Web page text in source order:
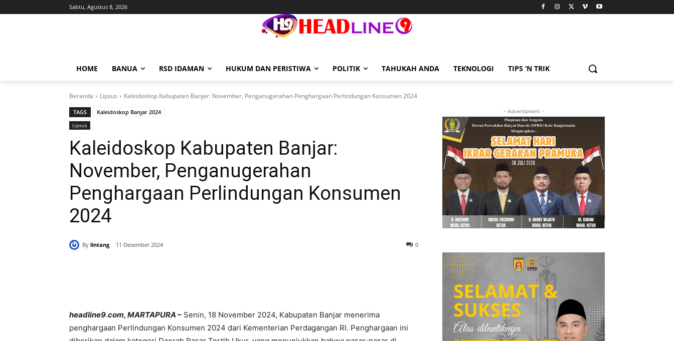
Sabtu, Agustus 8, 2026
HOME BANUA RSD IDAMAN HUKUM DAN PERISTIWA POLITIK TAHUKAH ANDA TEKNOLOGI TIPS ‘N TRIK
Beranda Lipsus Kaleidoskop Kabupaten Banjar: November, Penganugerahan Penghargaan Perlindungan Konsumen 2024
TAGS Kaleidoskop Banjar 2024
Lipsus
Kaleidoskop Kabupaten Banjar:
November, Penganugerahan
Penghargaan Perlindungan Konsumen
2024
By lintang 11 Desember 2024 0
headline9.com, MARTAPURA – Senin, 18 November 2024, Kabupaten Banjar menerima
penghargaan Perlindungan Konsumen 2024 dari Kementerian Perdagangan RI. Penghargaan ini
- Advertisment -